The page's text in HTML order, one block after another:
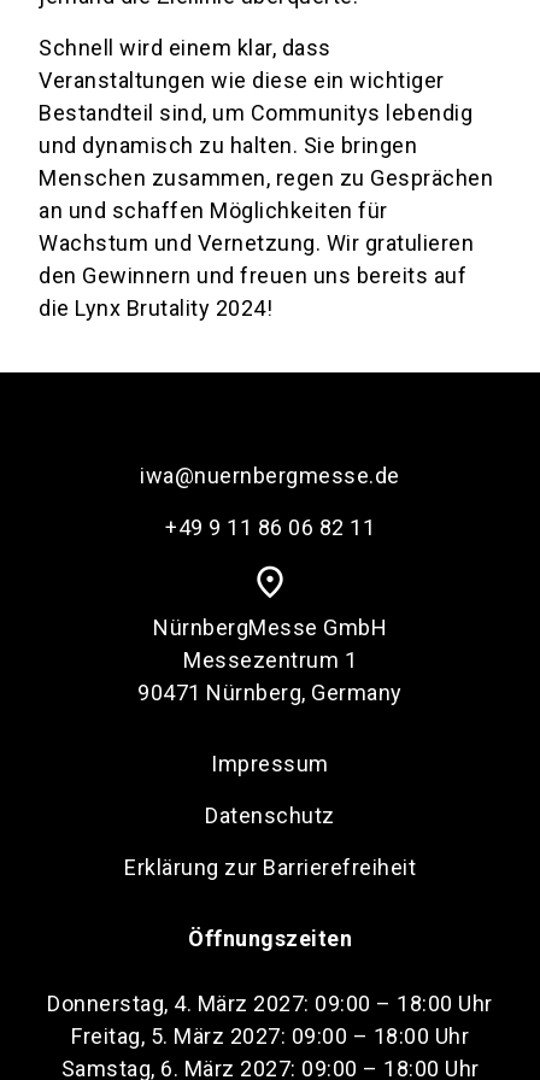
Schnell wird einem klar, dass
Veranstaltungen wie diese ein wichtiger
Bestandteil sind, um Communitys lebendig
und dynamisch zu halten. Sie bringen
Menschen zusammen, regen zu Gesprächen
an und schaffen Möglichkeiten für
Wachstum und Vernetzung. Wir gratulieren
den Gewinnern und freuen uns bereits auf
die Lynx Brutality 2024!
iwa@nuernbergmesse.de
+49 9 11 86 06 82 11
place
NürnbergMesse GmbH
Messezentrum 1
90471 Nürnberg, Germany
Impressum
Datenschutz
Erklärung zur Barrierefreiheit
Öffnungszeiten
Donnerstag, 4. März 2027: 09:00 – 18:00 Uhr
Freitag, 5. März 2027: 09:00 – 18:00 Uhr
Samstag, 6. März 2027: 09:00 – 18:00 Uhr